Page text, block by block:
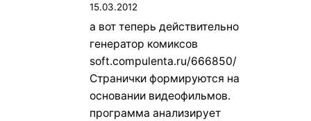
15.03.2012
а вот теперь действительно
генератор комиксов
soft.compulenta.ru/666850/
Странички формируются на
основании видеофильмов.
программа анализирует